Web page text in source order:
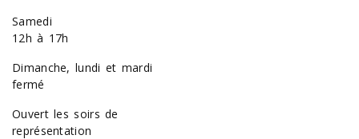
Samedi
12h à 17h
Dimanche, lundi et mardi
fermé
Ouvert les soirs de
représentation